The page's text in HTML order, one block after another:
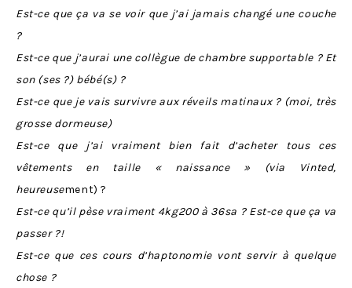
Est-ce que ça va se voir que j’ai jamais changé une couche
?
Est-ce que j’aurai une collègue de chambre supportable ? Et
son (ses ?) bébé(s) ?
Est-ce que je vais survivre aux réveils matinaux ? (moi, très
grosse dormeuse)
Est-ce que j’ai vraiment bien fait d’acheter tous ces
vêtements en taille « naissance » (via Vinted,
heureusement) ?
Est-ce qu’il pèse vraiment 4kg200 à 36sa ? Est-ce que ça va
passer ?!
Est-ce que ces cours d’haptonomie vont servir à quelque
chose ?